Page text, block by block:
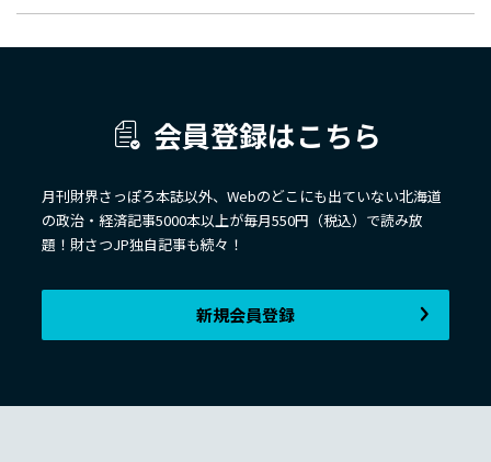
会員登録はこちら
月刊財界さっぽろ本誌以外、Webのどこにも出ていない北海道
の政治・経済記事5000本以上が毎月550円（税込）で読み放
題！財さつJP独自記事も続々！
新規会員登録